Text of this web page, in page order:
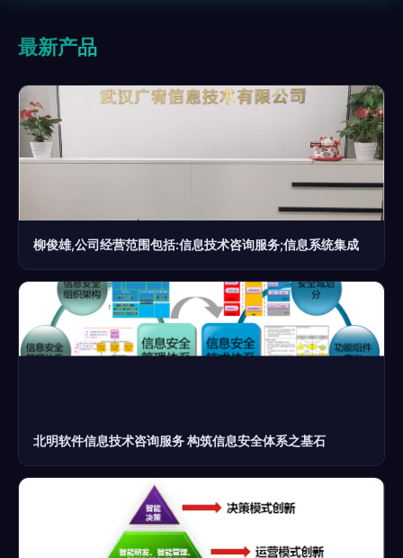
最新产品
柳俊雄,公司经营范围包括:信息技术咨询服务;信息系统集成
北明软件信息技术咨询服务 构筑信息安全体系之基石